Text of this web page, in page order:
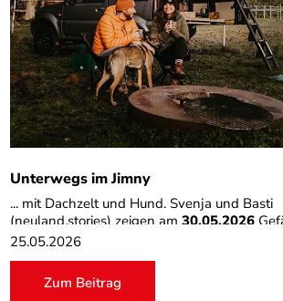
Unterwegs im Jimny
... mit Dachzelt und Hund. Svenja und Basti
(neuland.stories) zeigen am 30.05.2026
Equipment.
25.05.2026
Zum Beitrag